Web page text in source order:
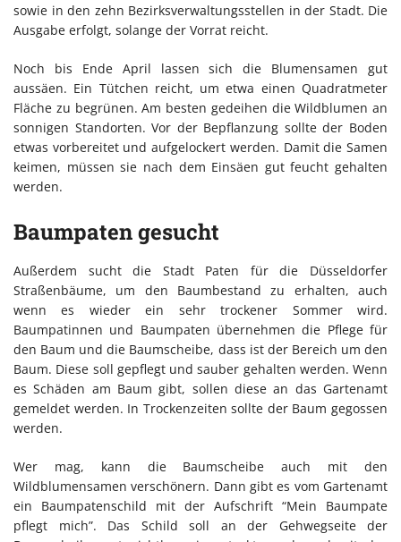
sowie in den zehn Bezirksverwaltungsstellen in der Stadt. Die
Ausgabe erfolgt, solange der Vorrat reicht.
Noch bis Ende April lassen sich die Blumensamen gut
aussäen. Ein Tütchen reicht, um etwa einen Quadratmeter
Fläche zu begrünen. Am besten gedeihen die Wildblumen an
sonnigen Standorten. Vor der Bepflanzung sollte der Boden
etwas vorbereitet und aufgelockert werden. Damit die Samen
keimen, müssen sie nach dem Einsäen gut feucht gehalten
werden.
Baumpaten gesucht
Außerdem sucht die Stadt Paten für die Düsseldorfer
Straßenbäume, um den Baumbestand zu erhalten, auch
wenn es wieder ein sehr trockener Sommer wird.
Baumpatinnen und Baumpaten übernehmen die Pflege für
den Baum und die Baumscheibe, dass ist der Bereich um den
Baum. Diese soll gepflegt und sauber gehalten werden. Wenn
es Schäden am Baum gibt, sollen diese an das Gartenamt
gemeldet werden. In Trockenzeiten sollte der Baum gegossen
werden.
Wer mag, kann die Baumscheibe auch mit den
Wildblumensamen verschönern. Dann gibt es vom Gartenamt
ein Baumpatenschild mit der Aufschrift “Mein Baumpate
pflegt mich”. Das Schild soll an der Gehwegseite der